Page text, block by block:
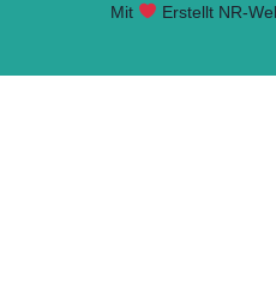
Mit Erstellt NR-